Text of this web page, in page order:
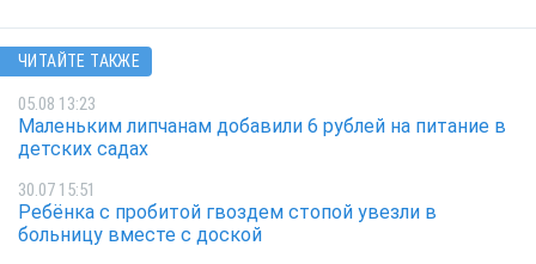
ЧИТАЙТЕ ТАКЖЕ
05.08 13:23
Маленьким липчанам добавили 6 рублей на питание в
детских садах
30.07 15:51
Ребёнка с пробитой гвоздем стопой увезли в
больницу вместе с доской